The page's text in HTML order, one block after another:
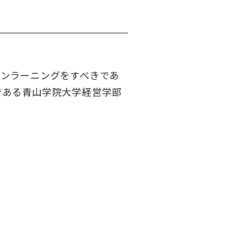
ラーニングをすべきであ
る青山学院大学経営学部